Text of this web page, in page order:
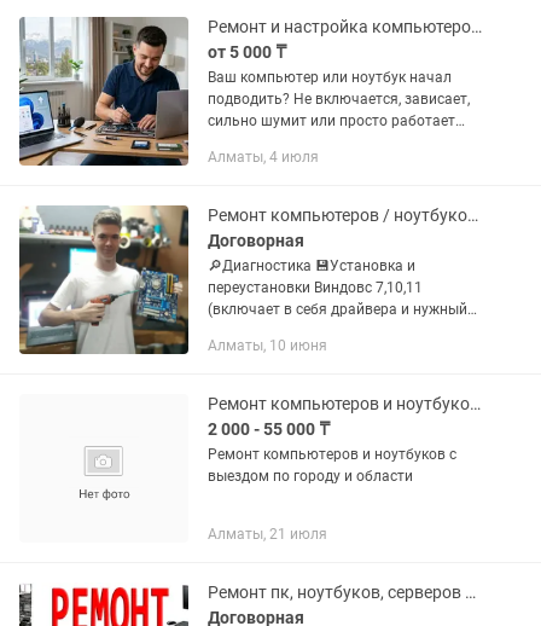
Ремонт и настройка компьютеров/ноутбуков в Алматы. Выезд на дом.
от 5 000 ₸
Ваш компьютер или ноутбук начал
подводить? Не включается, зависает,
сильно шумит или просто работает
терпеть! Я — частный IT-мастер, помогу
Алматы, 4 июля
Ремонт компьютеров / ноутбуков на выезд мастер
Договорная
🔎Диагностика 💾Установка и
переустановки Виндовс 7,10,11
(включает в себя драйвера и нужный
Физическая чистка, замена
Ремонт...
Алматы, 10 июня
Ремонт компьютеров и ноутбуков с выездом по городу и области
2 000 - 55 000 ₸
Ремонт компьютеров и ноутбуков с
выездом по городу и области
Алматы, 21 июля
Ремонт пк, ноутбуков, серверов любой сложности!
Договорная